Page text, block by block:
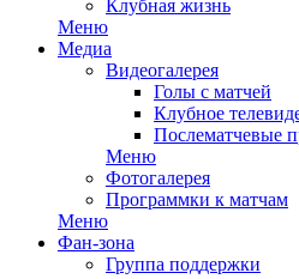
Клубная жизнь
Меню
Медиа
Видеогалерея
Голы с матчей
Клубное
Послематчевые
Меню
Фотогалерея
Программки к матчам
Меню
Фан-зона
Группа поддержки